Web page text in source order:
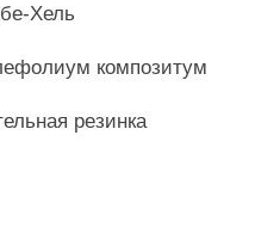
Хель
композитум
резинка